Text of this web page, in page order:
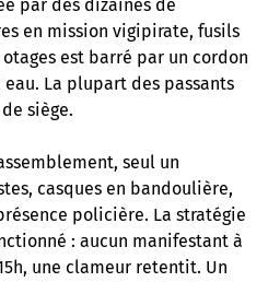
par des dizaines de
en mission vigipirate, fusils
est barré par un cordon
eau. La plupart des passants
siège.
seul un
casques en bandoulière,
policière. La stratégie
: aucun manifestant à
une clameur retentit. Un